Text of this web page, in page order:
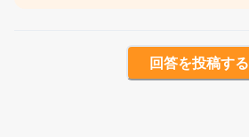
回答を投稿する